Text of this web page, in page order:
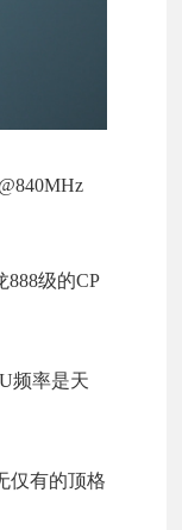
888级的CP
频率是天
仅有的顶格